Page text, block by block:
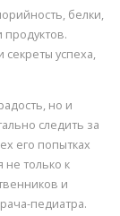
белки,
секреты успеха,
но и
следить за
его попытках
не только к
и
педиатра.